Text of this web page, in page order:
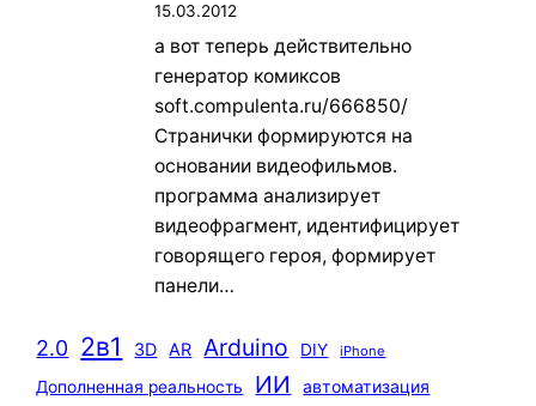
15.03.2012
а вот теперь действительно
генератор комиксов
soft.compulenta.ru/666850/
Странички формируются на
основании видеофильмов.
программа анализирует
видеофрагмент, идентифицирует
говорящего героя, формирует
панели…
2.0 2в1 3D AR Arduino DIY iPhone
Дополненная реальность ИИ автоматизация